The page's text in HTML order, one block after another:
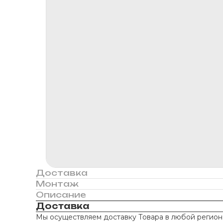
Доставка
Монтаж
Описание
Доставка
Мы осуществляем доставку Товара в любой